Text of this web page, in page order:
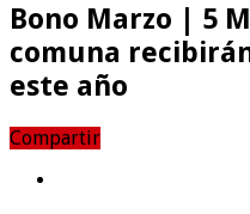
Bono Marzo | 5
comuna
este año
Compartir